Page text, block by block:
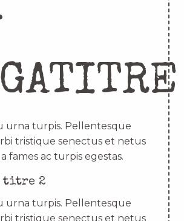
urna turpis. Pellentesque
tristique senectus et netus
fames ac turpis egestas.
titre 2
urna turpis. Pellentesque
tristique senectus et netus